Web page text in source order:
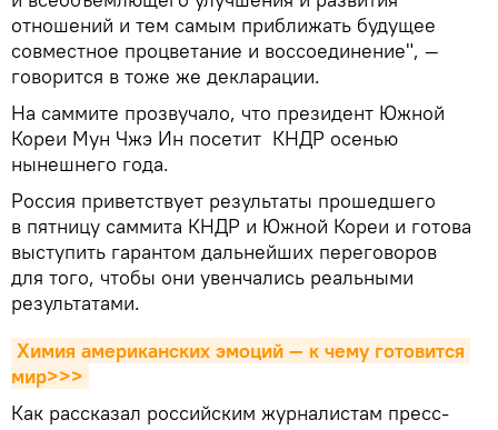
отношений и тем самым приближать будущее
совместное процветание и воссоединение", —
говорится в тоже же декларации.
На саммите прозвучало, что президент Южной
Кореи Мун Чжэ Ин посетит КНДР осенью
нынешнего года.
Россия приветствует результаты прошедшего
в пятницу саммита КНДР и Южной Кореи и готова
выступить гарантом дальнейших переговоров
для того, чтобы они увенчались реальными
результатами.
Химия американских эмоций — к чему готовится
мир>>>
Как рассказал российским журналистам пресс-